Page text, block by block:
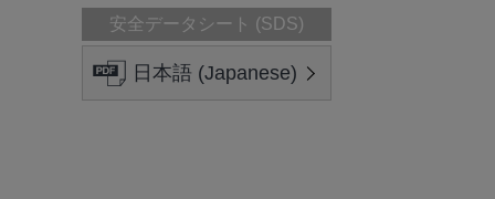
安全データシート (SDS)
日本語 (Japanese)